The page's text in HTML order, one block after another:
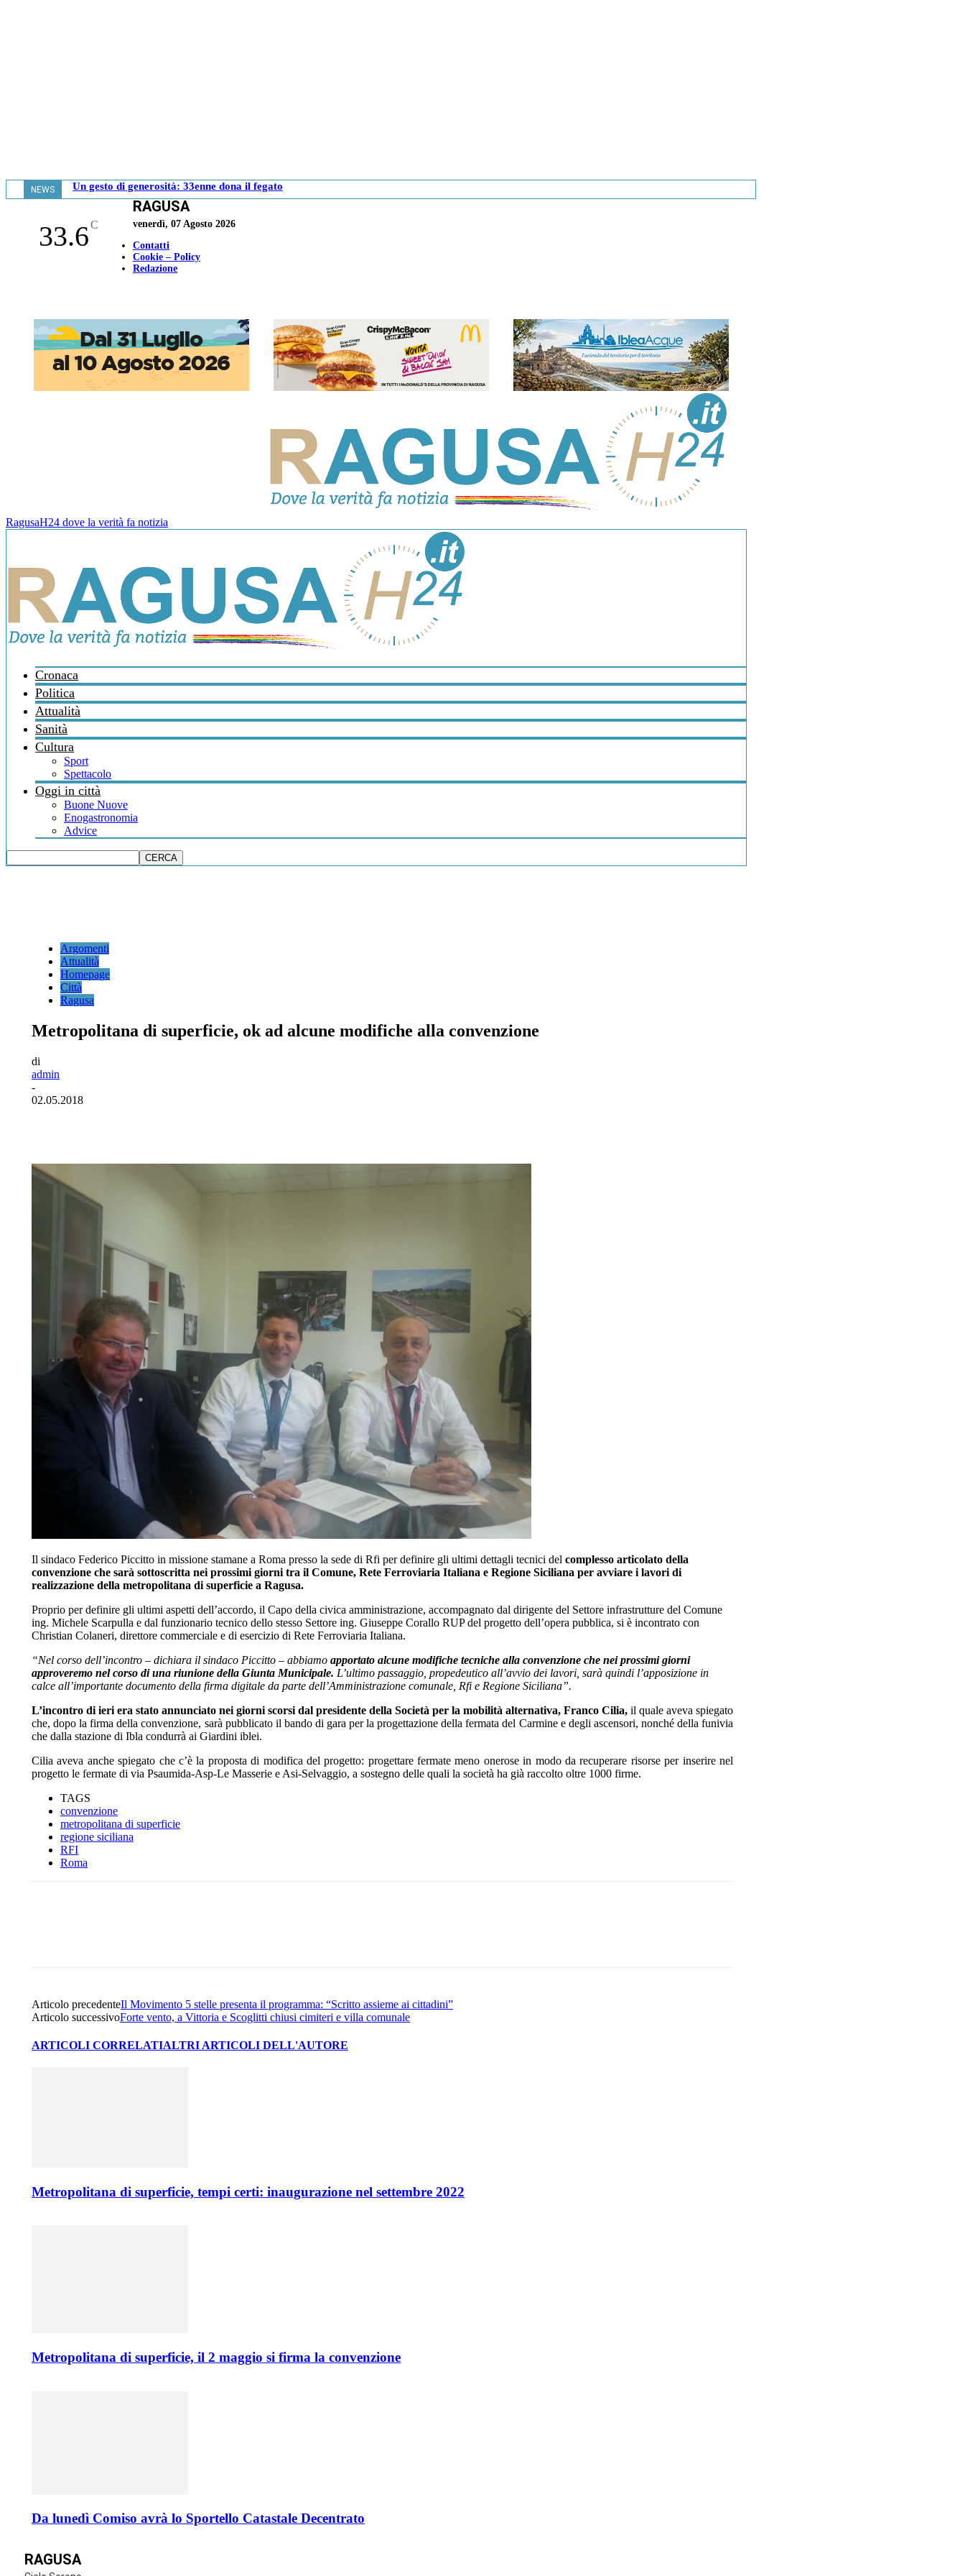
NEWS Un gesto di generosità: 33enne dona il fegato
33.6C
RAGUSA
venerdì, 07 Agosto 2026
Contatti
Cookie – Policy
Redazione
RagusaH24 dove la verità fa notizia
Cronaca
Politica
Attualità
Sanità
Cultura
Sport
Spettacolo
Oggi in città
Buone Nuove
Enogastronomia
Advice
Argomenti
Attualità
Homepage
Città
Ragusa
Metropolitana di superficie, ok ad alcune modifiche alla convenzione
di
admin
-
02.05.2018
Il sindaco Federico Piccitto in missione stamane a Roma presso la sede di Rfi per definire gli ultimi dettagli tecnici del complesso articolato della
convenzione che sarà sottoscritta nei prossimi giorni tra il Comune, Rete Ferroviaria Italiana e Regione Siciliana per avviare i lavori di
realizzazione della metropolitana di superficie a Ragusa.
Proprio per definire gli ultimi aspetti dell’accordo, il Capo della civica amministrazione, accompagnato dal dirigente del Settore infrastrutture del Comune
ing. Michele Scarpulla e dal funzionario tecnico dello stesso Settore ing. Giuseppe Corallo RUP del progetto dell’opera pubblica, si è incontrato con
Christian Colaneri, direttore commerciale e di esercizio di Rete Ferroviaria Italiana.
“Nel corso dell’incontro – dichiara il sindaco Piccitto – abbiamo apportato alcune modifiche tecniche alla convenzione che nei prossimi giorni
approveremo nel corso di una riunione della Giunta Municipale. L’ultimo passaggio, propedeutico all’avvio dei lavori, sarà quindi l’apposizione in
calce all’importante documento della firma digitale da parte dell’Amministrazione comunale, Rfi e Regione Siciliana”.
L’incontro di ieri era stato annunciato nei giorni scorsi dal presidente della Società per la mobilità alternativa, Franco Cilia, il quale aveva spiegato
che, dopo la firma della convenzione, sarà pubblicato il bando di gara per la progettazione della fermata del Carmine e degli ascensori, nonché della funivia
che dalla stazione di Ibla condurrà ai Giardini iblei.
Cilia aveva anche spiegato che c’è la proposta di modifica del progetto: progettare fermate meno onerose in modo da recuperare risorse per inserire nel
progetto le fermate di via Psaumida-Asp-Le Masserie e Asi-Selvaggio, a sostegno delle quali la società ha già raccolto oltre 1000 firme.
TAGS
convenzione
metropolitana di superficie
regione siciliana
RFI
Roma
Articolo precedenteIl Movimento 5 stelle presenta il programma: “Scritto assieme ai cittadini”
Articolo successivoForte vento, a Vittoria e Scoglitti chiusi cimiteri e villa comunale
ARTICOLI CORRELATIALTRI ARTICOLI DELL'AUTORE
Metropolitana di superficie, tempi certi: inaugurazione nel settembre 2022
Metropolitana di superficie, il 2 maggio si firma la convenzione
Da lunedì Comiso avrà lo Sportello Catastale Decentrato
RAGUSA